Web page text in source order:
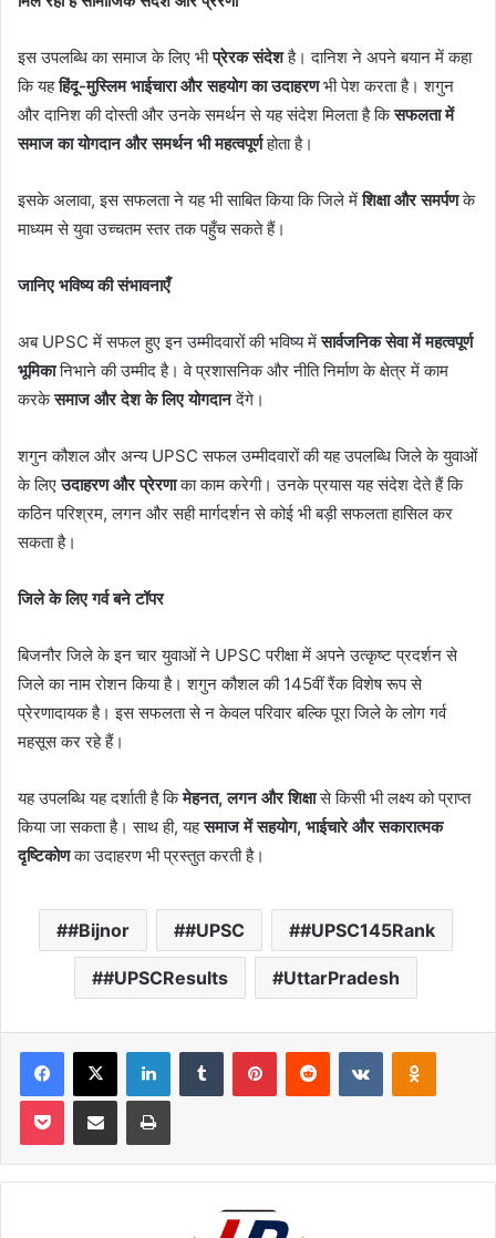
इस उपलब्धि का समाज के लिए भीप्रेरक संदेशहै। दानिश ने अपने बयान में कहा
कि यहहिंदू-मुस्लिम भाईचारा और सहयोग का उदाहरणभी पेश करता है। शगुन
और दानिश की दोस्ती और उनके समर्थन से यह संदेश मिलता है किसफलता में
समाज का योगदान और समर्थन भी महत्वपूर्णहोता है।
इसके अलावा, इस सफलता ने यह भी साबित किया कि जिले मेंशिक्षा और समर्पणके
माध्यम से युवा उच्चतम स्तर तक पहुँच सकते हैं।
जानिए भविष्य की संभावनाएँ
अब UPSC में सफल हुए इन उम्मीदवारों की भविष्य मेंसार्वजनिक सेवा में महत्वपूर्ण
भूमिकानिभाने की उम्मीद है। वे प्रशासनिक और नीति निर्माण के क्षेत्र में काम
करकेसमाज और देश के लिए योगदानदेंगे।
शगुन कौशल और अन्य UPSC सफल उम्मीदवारों की यह उपलब्धि जिले के युवाओं
के लिएउदाहरण और प्रेरणाका काम करेगी। उनके प्रयास यह संदेश देते हैं कि
कठिन परिश्रम, लगन और सही मार्गदर्शन से कोई भी बड़ी सफलता हासिल कर
सकता है।
जिले के लिए गर्व बने टॉपर
बिजनौर जिले के इन चार युवाओं ने UPSC परीक्षा में अपने उत्कृष्ट प्रदर्शन से
जिले का नाम रोशन किया है। शगुन कौशल की 145वीं रैंक विशेष रूप से
प्रेरणादायक है। इस सफलता से न केवल परिवार बल्कि पूरा जिले के लोग गर्व
महसूस कर रहे हैं।
यह उपलब्धि यह दर्शाती है किमेहनत, लगन और शिक्षासे किसी भी लक्ष्य को प्राप्त
किया जा सकता है। साथ ही, यहसमाज में सहयोग, भाईचारे और सकारात्मक
दृष्टिकोणका उदाहरण भी प्रस्तुत करती है।
#Bijnor #UPSC #UPSC145Rank
#UPSCResults UttarPradesh
Facebook
X LinkedInTumblr PinterestReddit VKontakte
Pocket Share via Email Print